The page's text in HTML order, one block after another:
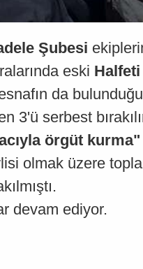
Şubesi
eski Halfeti
da
3'ü serbest
örgüt kurma"
olmak üzere
devam ediyor.